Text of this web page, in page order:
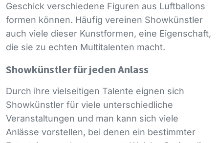
Geschick verschiedene Figuren aus Luftballons
formen können. Häufig vereinen Showkünstler
auch viele dieser Kunstformen, eine Eigenschaft,
die sie zu echten Multitalenten macht.
Showkünstler für jeden Anlass
Durch ihre vielseitigen Talente eignen sich
Showkünstler für viele unterschiedliche
Veranstaltungen und man kann sich viele
Anlässe vorstellen, bei denen ein bestimmter